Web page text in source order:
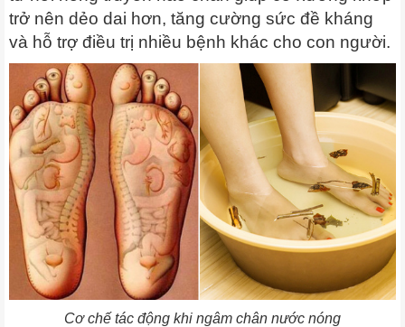
trở nên dẻo dai hơn, tăng cường sức đề kháng
và hỗ trợ điều trị nhiều bệnh khác cho con người.
Cơ chế tác động khi ngâm chân nước nóng